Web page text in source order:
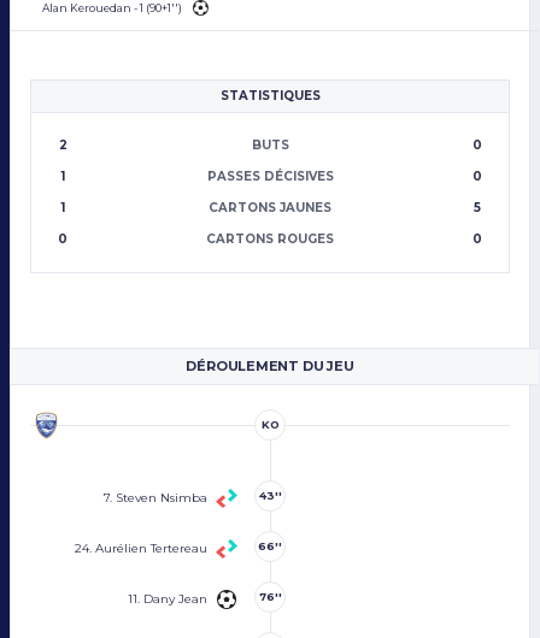
Alan Kerouedan - 1 (90+1'')
STATISTIQUES
2 BUTS
0
1
PASSES DÉCISIVES
0
1
CARTONS JAUNES
5
0
CARTONS ROUGES 0
DÉROULEMENT DU JEU
KO
7. Steven Nsimba 43''
24. Aurélien Tertereau 66''
11. Dany Jean 76''